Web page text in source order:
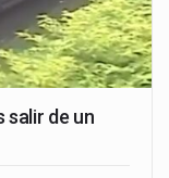
salir de un